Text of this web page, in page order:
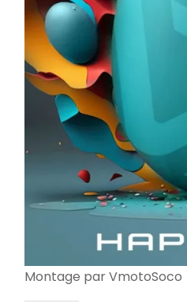
Montage par VmotoSoco